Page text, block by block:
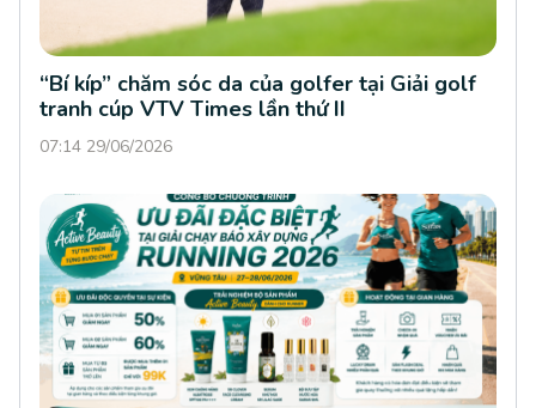
“Bí kíp” chăm sóc da của golfer tại Giải golf
tranh cúp VTV Times lần thứ II
07:14 29/06/2026